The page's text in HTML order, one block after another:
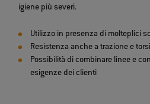
igiene più severi.
Utilizzo in presenza di molteplici
Resistenza anche a trazione e
Possibilità di combinare linee e
esigenze dei clienti